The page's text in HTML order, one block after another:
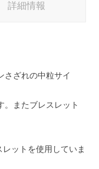
詳細情報
さざれの中粒サイ
。またブレスレット
ットを使用していま